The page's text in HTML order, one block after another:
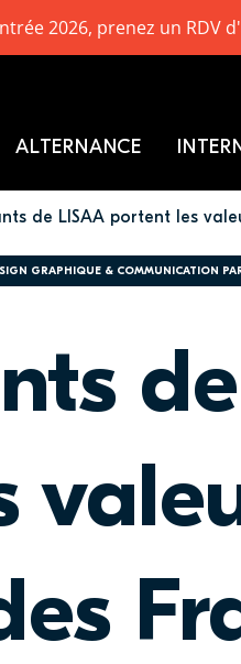
de LISAA portent les
GRAPHIQUE & COMMUNICATION
ALTERNANCE
2026, prenez un